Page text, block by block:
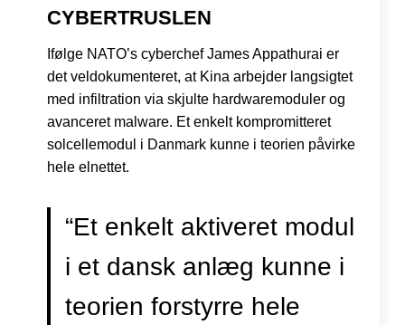
CYBERTRUSLEN
Ifølge NATO’s cyberchef James Appathurai er
det veldokumenteret, at Kina arbejder langsigtet
med infiltration via skjulte hardwaremoduler og
avanceret malware. Et enkelt kompromitteret
solcellemodul i Danmark kunne i teorien påvirke
hele elnettet.
“Et enkelt aktiveret modul
i et dansk anlæg kunne i
teorien forstyrre hele